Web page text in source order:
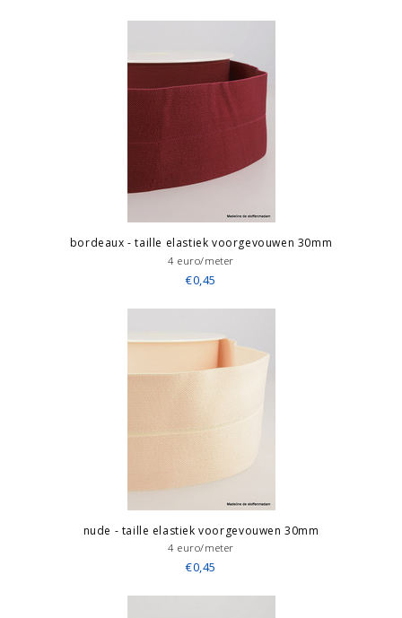
bordeaux - taille elastiek voorgevouwen 30mm
4 euro/meter
€0,45
nude - taille elastiek voorgevouwen 30mm
4 euro/meter
€0,45